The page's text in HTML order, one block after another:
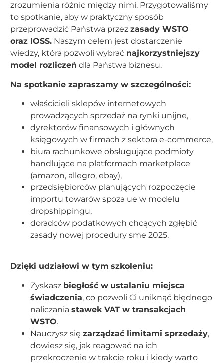
zrozumienia różnic między nimi. Przygotowaliśmy
to spotkanie, aby w praktyczny sposób
przeprowadzić Państwa przez zasady WSTO
oraz IOSS. Naszym celem jest dostarczenie
wiedzy, która pozwoli wybrać najkorzystniejszy
model rozliczeń dla Państwa biznesu.
Na spotkanie zapraszamy w szczególności:
właścicieli sklepów internetowych
prowadzących sprzedaż na rynki unijne,
dyrektorów finansowych i głównych
księgowych w firmach z sektora e-commerce,
biura rachunkowe obsługujące podmioty
handlujące na platformach marketplace
(amazon, allegro, ebay),
przedsiębiorców planujących rozpoczęcie
importu towarów spoza ue w modelu
dropshippingu,
doradców podatkowych chcących zgłębić
zasady nowej procedury sme 2025.
Dzięki udziałowi w tym szkoleniu:
Zyskasz biegłość w ustalaniu miejsca
świadczenia, co pozwoli Ci uniknąć błędnego
naliczania stawek VAT w transakcjach
WSTO.
Nauczysz się zarządzać limitami sprzedaży,
dowiesz się, jak reagować na ich
przekroczenie w trakcie roku i kiedy warto